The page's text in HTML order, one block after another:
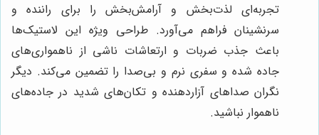
تجربه‌ای لذت‌بخش و آرامش‌بخش را برای راننده و
سرنشینان فراهم می‌آورد. طراحی ویژه این لاستیک‌ها
باعث جذب ضربات و ارتعاشات ناشی از ناهمواری‌های
جاده شده و سفری نرم و بی‌صدا را تضمین می‌کند. دیگر
نگران صداهای آزاردهنده و تکان‌های شدید در جاده‌های
ناهموار نباشید.